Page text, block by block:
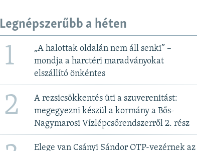
Legnépszerűbb a héten
1
„A halottak oldalán nem áll senki” –
mondja a harctéri maradványokat
elszállító önkéntes
2
A rezsicsökkentés üti a szuverenitást:
megegyezni készül a kormány a Bős-
Nagymarosi Vízlépcsőrendszerről 2. rész
Elege van Csányi Sándor OTP-vezérnek az